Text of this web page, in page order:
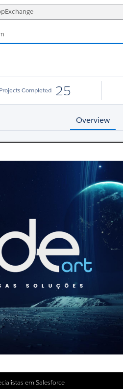
Projects Completed 25
Overview
em Salesforce